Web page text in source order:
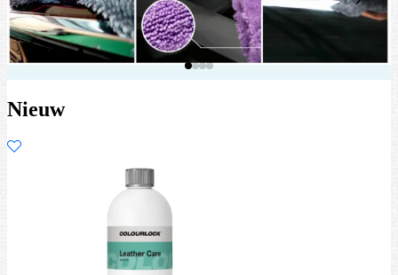
Nieuw